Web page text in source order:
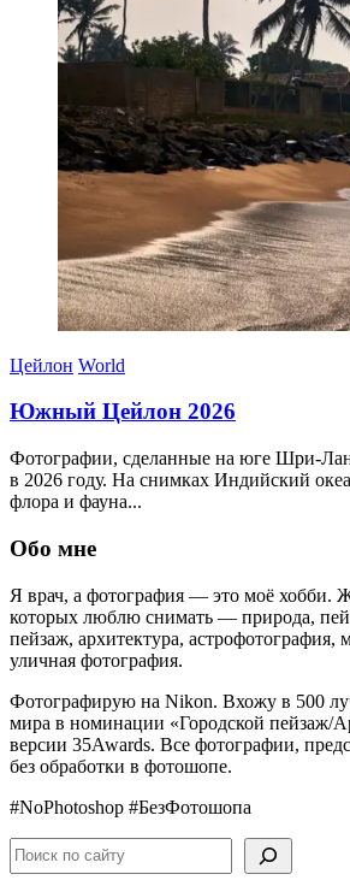
Цейлон World
Южный Цейлон 2026
Фотографии, сделанные на юге Шри-
в 2026 году. На снимках Индийский
флора и фауна...
30.03.2026
Обо мне
Я врач, а фотография — это моё хобби.
которых люблю снимать — природа,
пейзаж, архитектура, астрофотография,
уличная фотография.
Фотографирую на Nikon. Вхожу в 500
мира в номинации «Городской пейзаж/
версии 35Awards. Все фотографии,
без обработки в фотошопе.
#NoPhotoshop #БезФотошопа
Поиск